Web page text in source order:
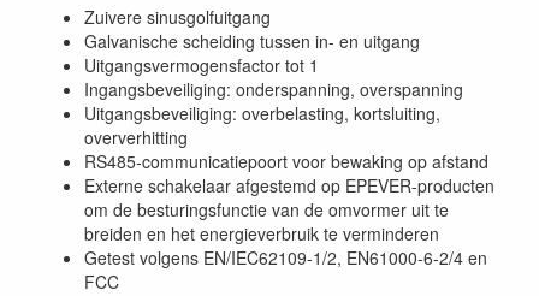
Zuivere sinusgolfuitgang
Galvanische scheiding tussen in- en uitgang
Uitgangsvermogensfactor tot 1
Ingangsbeveiliging: onderspanning, overspanning
Uitgangsbeveiliging: overbelasting, kortsluiting,
oververhitting
RS485-communicatiepoort voor bewaking op afstand
Externe schakelaar afgestemd op EPEVER-producten
om de besturingsfunctie van de omvormer uit te
breiden en het energieverbruik te verminderen
Getest volgens EN/IEC62109-1/2, EN61000-6-2/4 en
FCC